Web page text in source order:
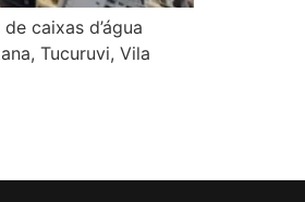
caixas d’água
Tucuruvi, Vila